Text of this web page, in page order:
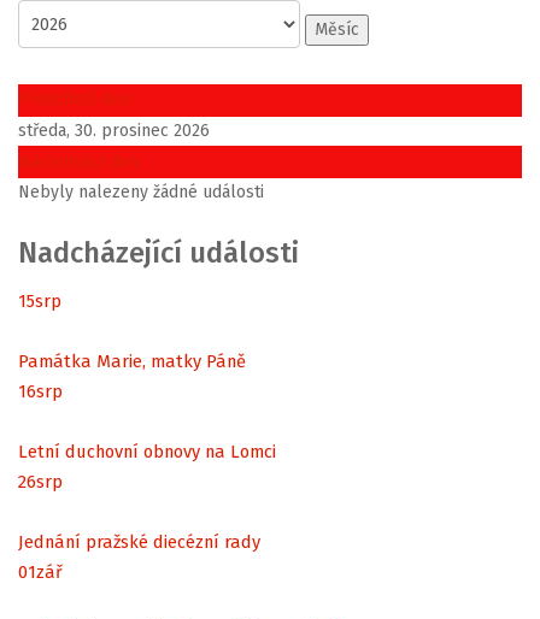
Měsíc
Předchozí den
středa, 30. prosinec 2026
Následující den
Nebyly nalezeny žádné události
Nadcházející události
15srp
Památka Marie, matky Páně
16srp
Letní duchovní obnovy na Lomci
26srp
Jednání pražské diecézní rady
01zář